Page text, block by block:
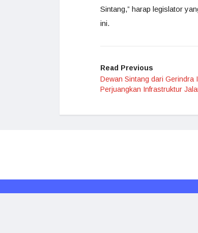
Sintang,” harap legislator
ini.
Read Previous
Dewan Sintang dari Gerindra
Perjuangkan Infrastruktur